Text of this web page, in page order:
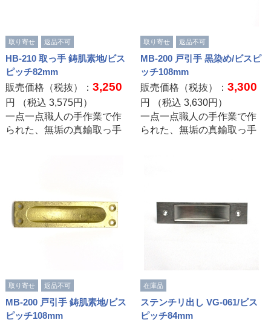
取り寄せ 返品不可
HB-210 取っ手 鋳肌素地/ビス
ピッチ82mm
販売価格（税抜）： 3,250
円 （税込 3,575円）
一点一点職人の手作業で作
られた、無垢の真鍮取っ手
取り寄せ 返品不可
MB-200 戸引手 黒染め/ビスピ
ッチ108mm
販売価格（税抜）：3,300
円 （税込3,630円）
一点一点職人の手作業で作
られた、無垢の真鍮取っ手
取り寄せ 返品不可
MB-200 戸引手 鋳肌素地/ビス
ピッチ108mm
在庫品
ステンチリ出し VG-061/ビス
ピッチ84mm